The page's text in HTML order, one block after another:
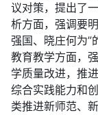
议对策，提出了
析方面，强调要
强国、晓庄何为”
教育教学方面，
学质量改进，推
综合实践能力和
类推进新师范、